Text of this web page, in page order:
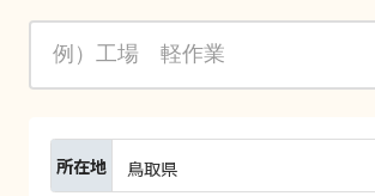
所在地 鳥取県